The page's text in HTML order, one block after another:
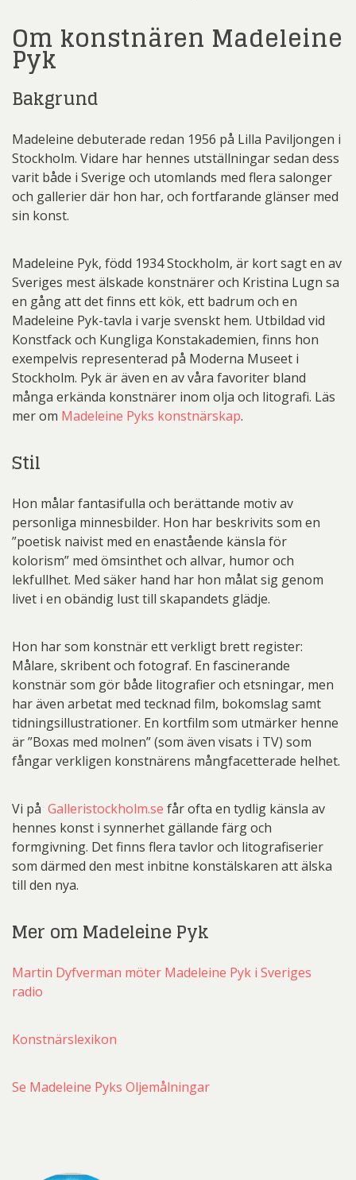
Om konstnären Madeleine
Pyk
Bakgrund
Madeleine debuterade redan 1956 på Lilla Paviljongen i
Stockholm. Vidare har hennes utställningar sedan dess
varit både i Sverige och utomlands med flera salonger
och gallerier där hon har, och fortfarande glänser med
sin konst.
Madeleine Pyk, född 1934 Stockholm, är kort sagt en av
Sveriges mest älskade konstnärer och Kristina Lugn sa
en gång att det finns ett kök, ett badrum och en
Madeleine Pyk-tavla i varje svenskt hem. Utbildad vid
Konstfack och Kungliga Konstakademien, finns hon
exempelvis representerad på Moderna Museet i
Stockholm. Pyk är även en av våra favoriter bland
många erkända konstnärer inom olja och litografi. Läs
mer om Madeleine Pyks konstnärskap.
Stil
Hon målar fantasifulla och berättande motiv av
personliga minnesbilder. Hon har beskrivits som en
”poetisk naivist med en enastående känsla för
kolorism” med ömsinthet och allvar, humor och
lekfullhet. Med säker hand har hon målat sig genom
livet i en obändig lust till skapandets glädje.
Hon har som konstnär ett verkligt brett register:
Målare, skribent och fotograf. En fascinerande
konstnär som gör både litografier och etsningar, men
har även arbetat med tecknad film, bokomslag samt
tidningsillustrationer. En kortfilm som utmärker henne
är ”Boxas med molnen” (som även visats i TV) som
fångar verkligen konstnärens mångfacetterade helhet.
Vi på Galleristockholm.se får ofta en tydlig känsla av
hennes konst i synnerhet gällande färg och
formgivning. Det finns flera tavlor och litografiserier
som därmed den mest inbitne konstälskaren att älska
till den nya.
Mer om Madeleine Pyk
Martin Dyfverman möter Madeleine Pyk i Sveriges
radio
Konstnärslexikon
Se Madeleine Pyks Oljemålningar